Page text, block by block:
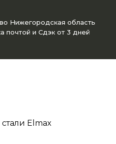
Нижегородская область
почтой и Сдэк от 3 дней
Elmax